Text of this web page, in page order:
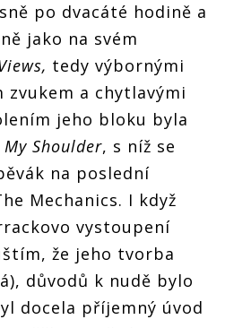
po dvacáté hodině a
jako na svém
tedy výbornými
zvukem a chytlavými
jeho bloku byla
My Shoulder, s níž se
na poslední
Mechanics. I když
vystoupení
že jeho tvorba
důvodů k nudě bylo
docela příjemný úvod